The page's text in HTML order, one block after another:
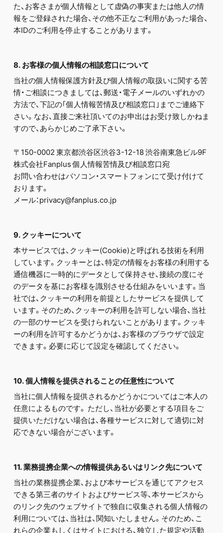
た、お客さまが個人情報として虚偽の事実または他人の情
報をご登録された場合、その他不正なご利用があった場合、
本IDのご利用を停止することがあります。
8. お客様の個人情報の相談窓口について
当社の個人情報保護方針及び個人情報の取扱いに関する苦
情・ご相談につきましては、郵送・電子メールのいずれかの
方法で、下記の｢個人情報苦情及び相談窓口｣までご連絡下
さい。なお、直接ご来社頂いてのお申出はお受け致しかねま
すので、あらかじめご了承下さい。
〒150-0002 東京都渋谷区渋谷3-12-18 渋谷南東急ビル9F
株式会社Fanplus 個人情報苦情及び相談窓口宛
お問い合わせはパソコン・スマートフォンにて受け付けて
おります。
メール：privacy@fanplus.co.jp
9. クッキーについて
本サービスでは、クッキー(Cookie)と呼ばれる技術を利用
しています。クッキーとは、特定の情報をお客様の利用する
通信機器に一時的にデータとして保持させ、接続の度にそ
のデータを基にお客様を識別させる仕組みをいいます。当
社では、クッキーの利用を前提としたサービスを提供して
います。そのため、クッキーの利用を許可しない場合、当社
の一部のサービスを受けられないことがあります。クッキ
ーの利用を許可するかどうかは、お客様のブラウザで設定
できます。必要に応じて設定を確認してください。
10. 個人情報を提供されることの任意性について
当社に個人情報を提供されるかどうかについてはご本人の
任意によるものです。 ただし、当社が必要とする項目をご
提供いただけない場合は、各種サービスに対して適切に対
応できない場合がございます。
11. 業務提携企業への情報提供あるいはリンク先について
当社の業務提携企業、および本サービスを通じてアクセス
できる第三者のサイトおよびサービス等、本サービスから
のリンク先のウェブサイトで独自に収集される個人情報の
利用については、当社は、関知いたしません。そのため、こ
れらの企業もしくはサイトにおける、独立した規定や活動